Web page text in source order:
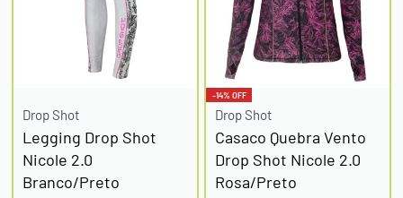
Drop Shot
Legging Drop Shot
Nicole 2.0
Branco/Preto
-14% OFF
Drop Shot
Casaco Quebra Vento
Drop Shot Nicole 2.0
Rosa/Preto